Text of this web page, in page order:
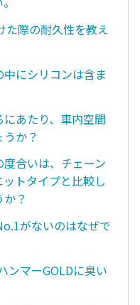
た際の耐久性を教え
にシリコンは含ま
あたり、車内空間
か？
合いは、チェーン
トタイプと比較し
？
がないのはなぜで
ンマーGOLDに臭い